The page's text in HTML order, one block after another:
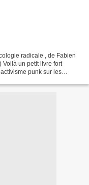
radicale , de Fabien
Voilà un petit livre fort
punk sur les